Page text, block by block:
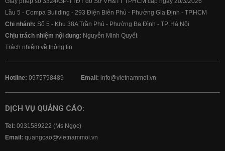
Lầu 5 - Compa Building - 293 Điện Biên Phủ - Phường Gia Định - TP.HCM
Chi nhánh: Số 5 - Khu 38A Trần Phú - Phường Ba Đình - TP. Hà Nội
Chịu trách nhiệm nội dung: Nguyễn Minh Quyết
Trách nhiệm về thông tin
Hotline: 0975798489 Email: info@vietnammoi.vn
DỊCH VỤ QUẢNG CÁO:
Tel: 0931589222 (Ms Ngọc)
Email: quangcao@vietnammoi.vn